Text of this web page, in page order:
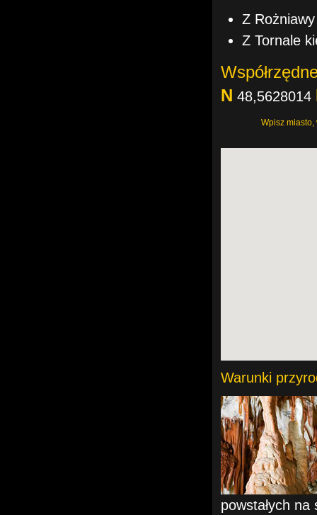
Z
Z Tornale
N 48,5628014
Wpisz
Warunki
powstałych